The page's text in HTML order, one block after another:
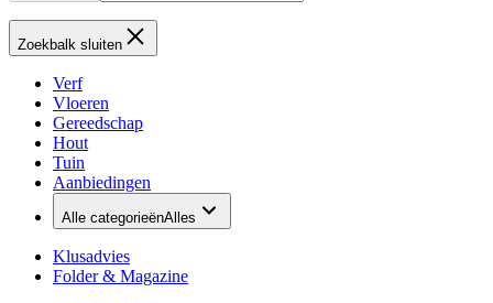
Zoekbalk sluiten
Verf
Vloeren
Gereedschap
Hout
Tuin
Aanbiedingen
Alle categorieënAlles
Klusadvies
Folder & Magazine